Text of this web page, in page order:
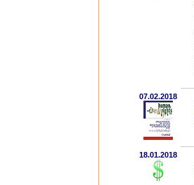
07.02.2018
18.01.2018